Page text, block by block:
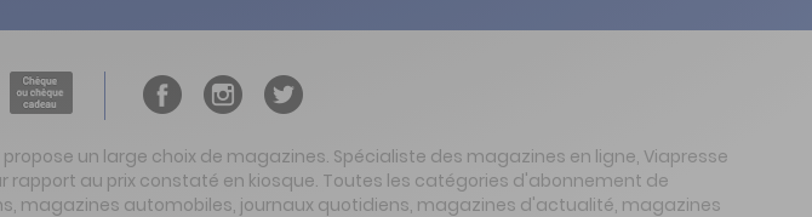
un large choix de magazines. Spécialiste des magazines en ligne, Viapresse
rapport au prix constaté en kiosque. Toutes les catégories d'abonnement de
magazines automobiles, journaux quotidiens, magazines d'actualité, magazines